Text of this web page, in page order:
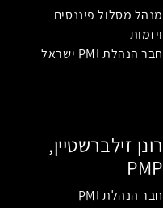
מנהל מסלול פיננסים
ויזמות
חבר הנהלת PMI ישראל
רונן זילברשטיין,
PMP
חבר הנהלת PMI